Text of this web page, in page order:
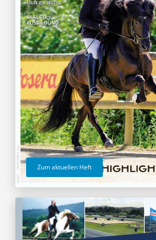
Zum aktuellen Heft